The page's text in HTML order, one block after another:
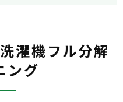
濯機フル分解
ング